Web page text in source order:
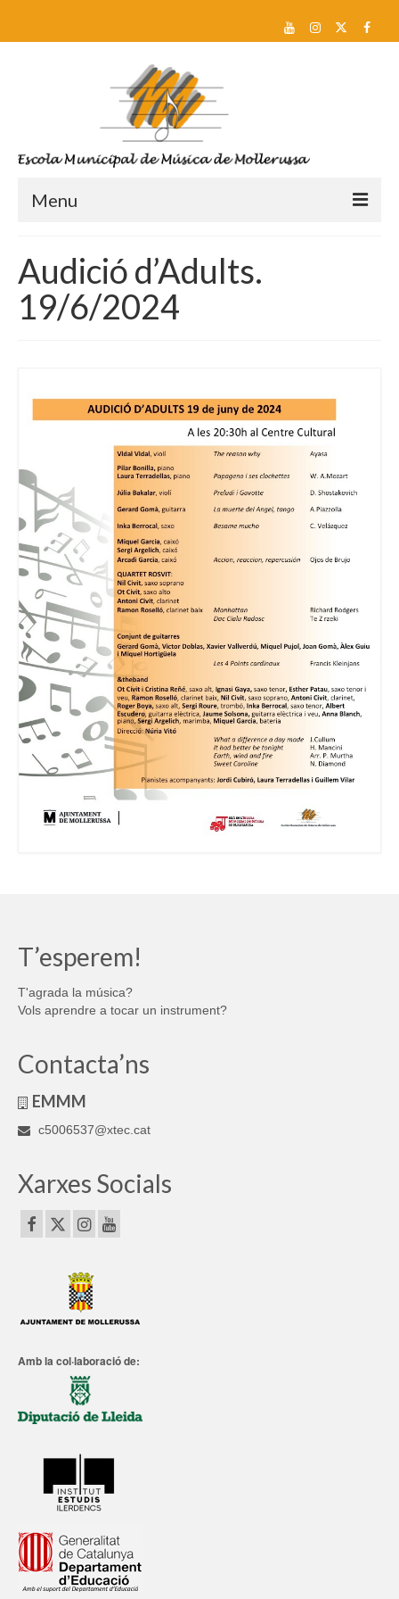
Menu
Escola
Sobre nosaltres
Pla d’estudis
Calendari escolar
Documentació
AFA
Lloguer d’instruments
Taxes
Activitats
Horaris
Horaris curs 2026/2027
Contacta
Audició d’Adults.
19/6/2024
T’esperem!
T'agrada la música?
Vols aprendre a tocar un instrument?
Contacta’ns
EMMM
c5006537@xtec.cat
Xarxes Socials
Amb la col·laboració de: